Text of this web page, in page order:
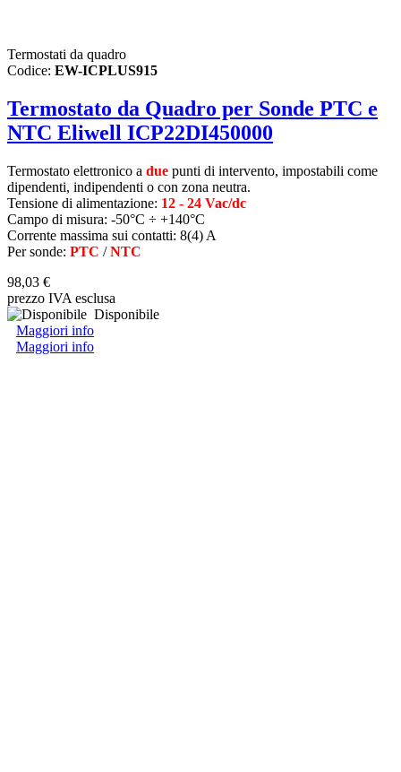
Termostati da quadro
Codice: EW-ICPLUS915
Termostato da Quadro per Sonde PTC e
NTC Eliwell ICP22DI450000
Termostato elettronico a due punti di intervento, impostabili come
dipendenti, indipendenti o con zona neutra.
Tensione di alimentazione: 12 - 24 Vac/dc
Campo di misura: -50°C ÷ +140°C
Corrente massima sui contatti: 8(4) A
Per sonde: PTC /NTC
98,03 €
prezzo IVA esclusa
Disponibile
Maggiori info
Maggiori info